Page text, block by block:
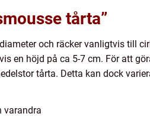
tårta”
och räcker vanligtvis till
en höjd på ca 5-7 cm. För att
tårta. Detta kan dock
varandra